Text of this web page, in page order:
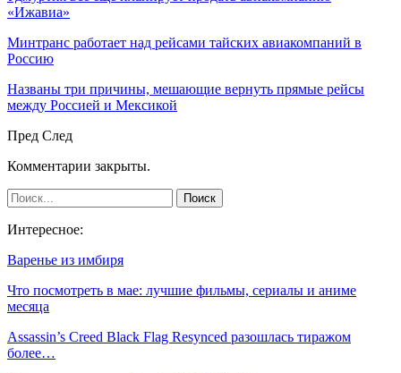
«Ижавиа»
Минтранс работает над рейсами тайских авиакомпаний в
Россию
Названы три причины, мешающие вернуть прямые рейсы
между Россией и Мексикой
Пред След
Комментарии закрыты.
Интересное:
Варенье из имбиря
Что посмотреть в мае: лучшие фильмы, сериалы и аниме
месяца
Assassin’s Creed Black Flag Resynced разошлась тиражом
более…